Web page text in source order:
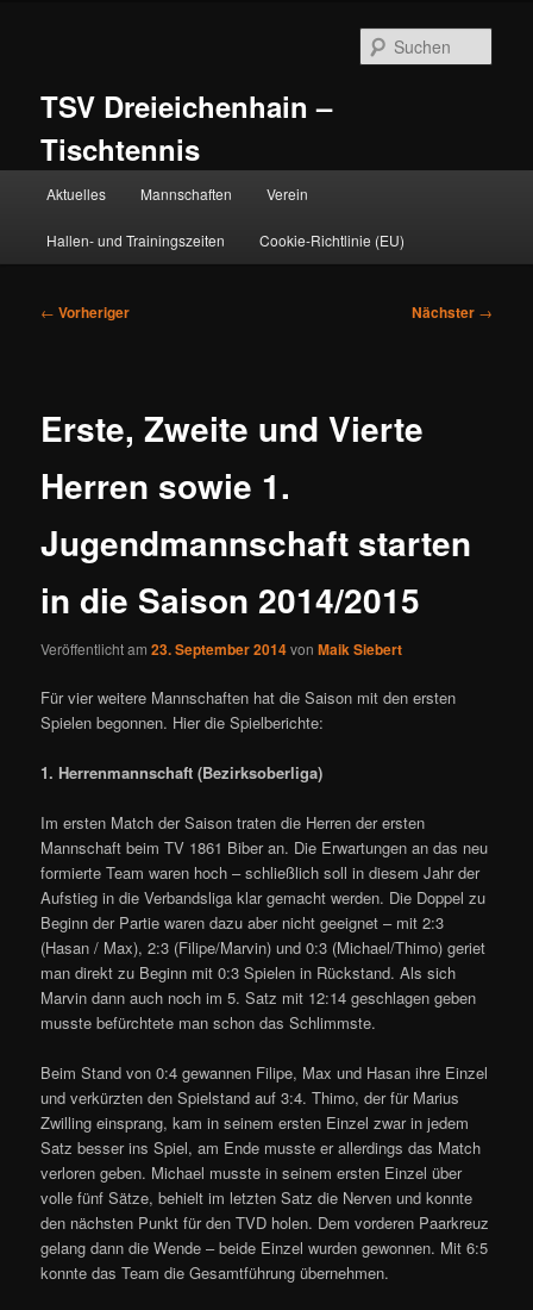
TSV Dreieichenhain –
Tischtennis
Aktuelles Mannschaften Verein
Hallen- und Trainingszeiten Cookie-Richtlinie (EU)
Beitragsnavigation
← Vorheriger Nächster →
Erste, Zweite und Vierte
Herren sowie 1.
Jugendmannschaft starten
in die Saison 2014/2015
Veröffentlicht am23. September 2014vonMaik Siebert
Für vier weitere Mannschaften hat die Saison mit den ersten
Spielen begonnen. Hier die Spielberichte:
1. Herrenmannschaft (Bezirksoberliga)
Im ersten Match der Saison traten die Herren der ersten
Mannschaft beim TV 1861 Biber an. Die Erwartungen an das neu
formierte Team waren hoch – schließlich soll in diesem Jahr der
Aufstieg in die Verbandsliga klar gemacht werden. Die Doppel zu
Beginn der Partie waren dazu aber nicht geeignet – mit 2:3
(Hasan / Max), 2:3 (Filipe/Marvin) und 0:3 (Michael/Thimo) geriet
man direkt zu Beginn mit 0:3 Spielen in Rückstand. Als sich
Marvin dann auch noch im 5. Satz mit 12:14 geschlagen geben
musste befürchtete man schon das Schlimmste.
Beim Stand von 0:4 gewannen Filipe, Max und Hasan ihre Einzel
und verkürzten den Spielstand auf 3:4. Thimo, der für Marius
Zwilling einsprang, kam in seinem ersten Einzel zwar in jedem
Satz besser ins Spiel, am Ende musste er allerdings das Match
verloren geben. Michael musste in seinem ersten Einzel über
volle fünf Sätze, behielt im letzten Satz die Nerven und konnte
den nächsten Punkt für den TVD holen. Dem vorderen Paarkreuz
gelang dann die Wende – beide Einzel wurden gewonnen. Mit 6:5
konnte das Team die Gesamtführung übernehmen.